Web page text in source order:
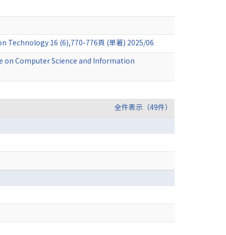
16 (6),770-776頁 (単著) 2025/06
on Computer Science and Information
全件表示（49件）